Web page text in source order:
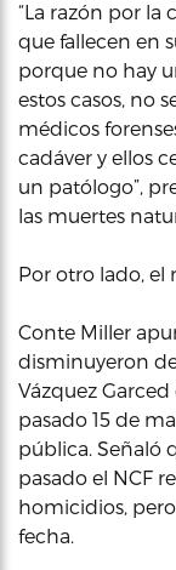
“La razón por la
que fallecen en
porque no hay
estos casos, no
médicos
cadáver y ellos
un patólogo”,
las muertes
Por otro lado, el
Conte Miller
disminuyeron
Vázquez
pasado 15 de
pública. Señaló
pasado el NCF
homicidios,
fecha.